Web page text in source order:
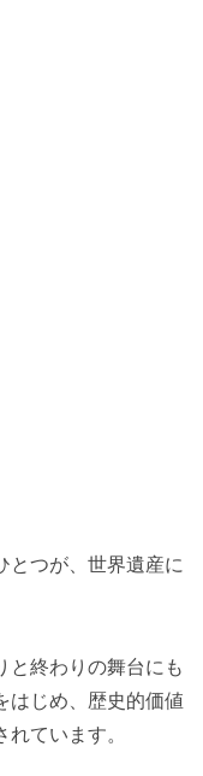
とつが、世界遺産に
と終わりの舞台にも
はじめ、歴史的価値
ています。